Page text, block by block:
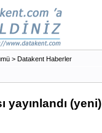
> Datakent Haberler
yayınlandı (yeni)